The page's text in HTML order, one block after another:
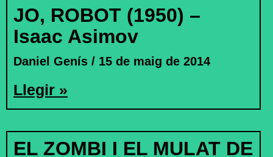
JO, ROBOT (1950) –
Isaac Asimov
Daniel Genís 15 de maig de 2014
Llegir »
EL ZOMBI I EL MULAT DE